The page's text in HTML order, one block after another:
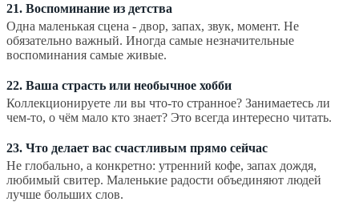
21. Воспоминание из детства
Одна маленькая сцена - двор, запах, звук, момент. Не
обязательно важный. Иногда самые незначительные
воспоминания самые живые.
22. Ваша страсть или необычное хобби
Коллекционируете ли вы что-то странное? Занимаетесь ли
чем-то, о чём мало кто знает? Это всегда интересно читать.
23. Что делает вас счастливым прямо сейчас
Не глобально, а конкретно: утренний кофе, запах дождя,
любимый свитер. Маленькие радости объединяют людей
лучше больших слов.